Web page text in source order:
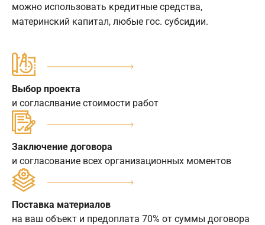
можно использовать кредитные средства,
материнский капитал, любые гос. субсидии.
Выбор проекта
и согласлвание стоимости работ
Заключение договора
и согласование всех организационных моментов
Поставка материалов
на ваш объект и предоплата 70% от суммы договора